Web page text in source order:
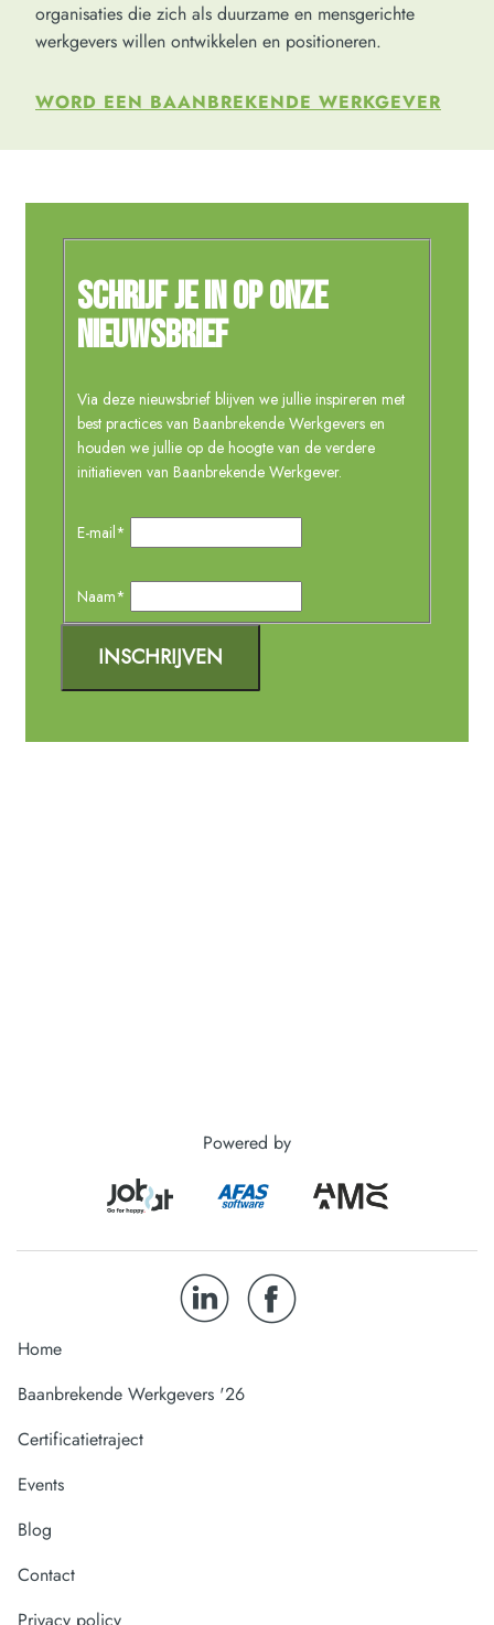
organisaties die zich als duurzame en mensgerichte
werkgevers willen ontwikkelen en positioneren.
WORD EEN BAANBREKENDE WERKGEVER
Powered by
Home
Baanbrekende Werkgevers '26
Certificatietraject
Events
Blog
Contact